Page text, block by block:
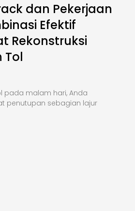
dan Pekerjaan
Efektif
Rekonstruksi
Tol
pada malam hari, Anda
penutupan sebagian lajur